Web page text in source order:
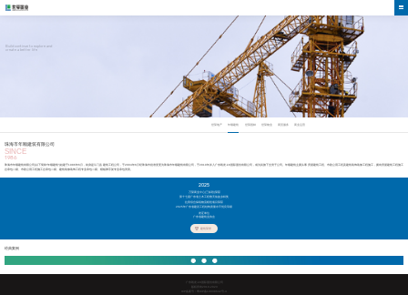
Build continue to explore and
create a better life
世荣地产 年顺建筑 世荣园林 世荣物业 商贸服务 商业运营
珠海市年顺建筑有限公司
SINCE
1986
珠海市年顺建筑有限公司(以下简称"年顺建筑")始建于1986年6月，前身是斗门县建筑工程公司，于2004年6月经珠海市批准变更为珠海市年顺建筑有限公司，于2010年并入广东凯发·k8国际股份有限公司，成为其旗下全资子公司。年顺建筑主要从事房屋建筑工程、市政公用工程及建筑装饰装修工程施工，拥有房屋建筑工程施工
总承包二级、市政公用工程施工总承包二级、建筑装修装饰工程专业承包二级、模板脚手架专业承包资质。
2025
万荣商业中心(三标段)荣获
第十七届广东省土木工程詹天佑故乡杯奖
拉美综合保税物流枢纽项目荣获
2025年广东省建设工程结构质量水平优良等级
发证单位
广东省建筑业协会
建筑荣誉
经典案例
广东凯发·k8国际股份有限公司
版权所有2019-2023
ICP备案号：粤ICP备10038642号-4